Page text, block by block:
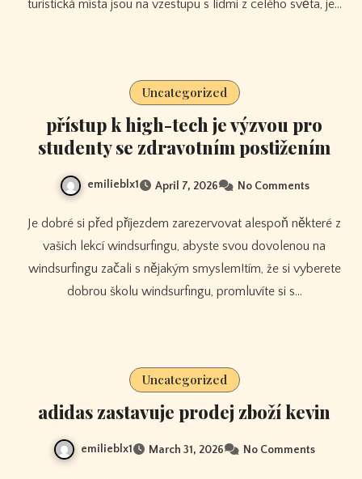
turistická místa jsou na vzestupu s lidmi z celého světa, je…
Uncategorized
přístup k high-tech je výzvou pro
studenty se zdravotním postižením
emilieblx1 April 7, 2026 No Comments
Je dobré si před příjezdem zarezervovat alespoň některé z
vašich lekcí windsurfingu, abyste svou dovolenou na
windsurfingu začali s nějakým smyslem!tím, že si vyberete
dobrou školu windsurfingu, promluvíte si s…
Uncategorized
adidas zastavuje prodej zboží kevin
emilieblx1 March 31, 2026 No Comments